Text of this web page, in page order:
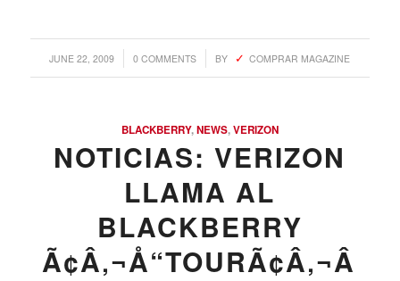
JUNE 22, 2009
/ 0 COMMENTS
/ BY COMPRAR MAGAZINE
BLACKBERRY,NEWS,VERIZON
NOTICIAS: VERIZON
LLAMA AL
BLACKBERRY
Ã¢Â‚¬Å“TOURÃ¢Â‚¬Â